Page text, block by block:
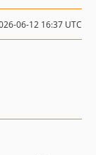
06-12 16:37 UTC